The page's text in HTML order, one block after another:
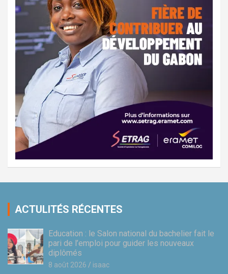
ACTULITÉS RÉCENTES
Education : le Salon national du bachelier fait le
pari de l’emploi pour guider les nouveaux
diplômés
8 août 2026 isaac